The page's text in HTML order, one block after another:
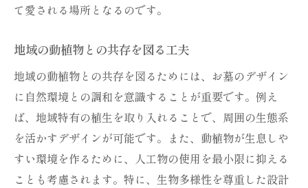
て愛される場所となるのです。
地域の動植物との共存を図る工夫
地域の動植物との共存を図るためには、お墓のデザイン
に自然環境との調和を意識することが重要です。例え
ば、地域特有の植生を取り入れることで、周囲の生態系
を活かすデザインが可能です。また、動植物が生息しや
すい環境を作るために、人工物の使用を最小限に抑える
ことも考慮されます。特に、生物多様性を尊重した設計